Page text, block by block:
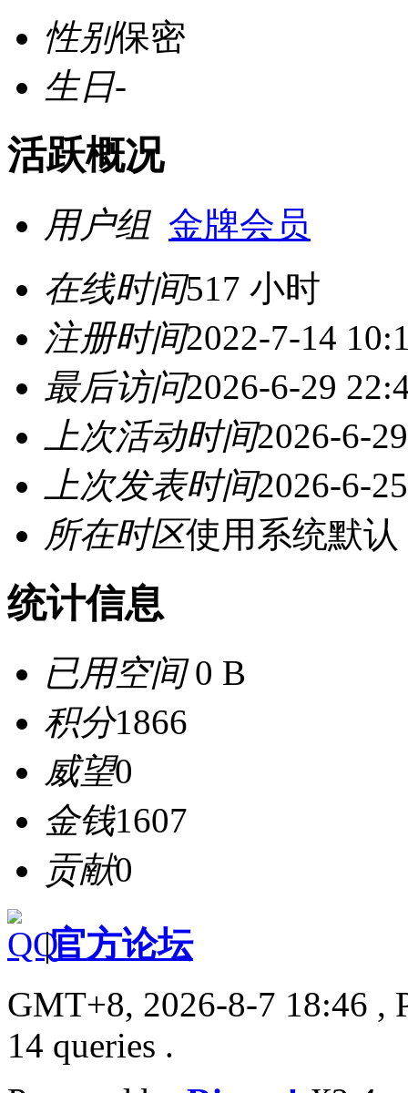
性别保密
生日-
活跃概况
用户组 金牌会员
在线时间517 小时
注册时间2022-7-14
最后访问2026-6-29
上次活动时间2026-6-
上次发表时间2026-6-
所在时区使用系统默认
统计信息
已用空间0 B
积分1866
威望0
金钱1607
贡献0
|官方论坛
GMT+8, 2026-8-7 18:46 ,
14 queries .